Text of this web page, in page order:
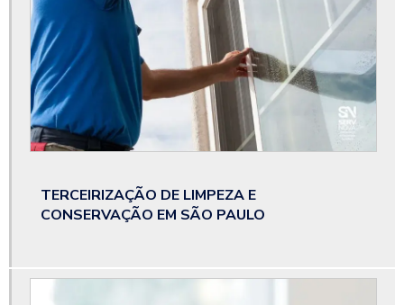
Empresa terceirizada de limpeza de escritório
Empresa terceirizada recepcionista sp
Empresas de manutenção de jardinagem
Empresas de portaria remota
Empresas de terceirização de limpeza
Instalação elétrica externa
TERCEIRIZAÇÃO DE LIMPEZA E
CONSERVAÇÃO EM SÃO PAULO